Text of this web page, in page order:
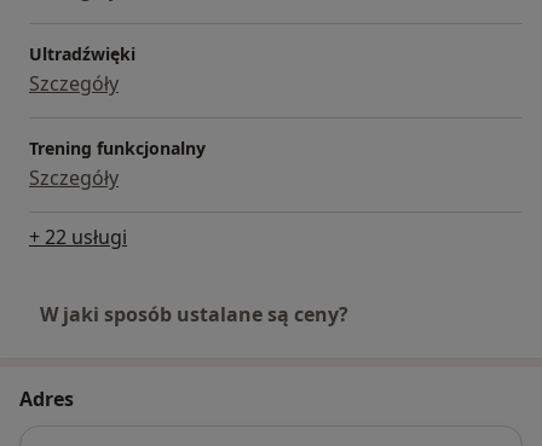
Ultradźwięki
Szczegóły
Trening funkcjonalny
Szczegóły
+ 22 usługi
W jaki sposób ustalane są ceny?
Adres